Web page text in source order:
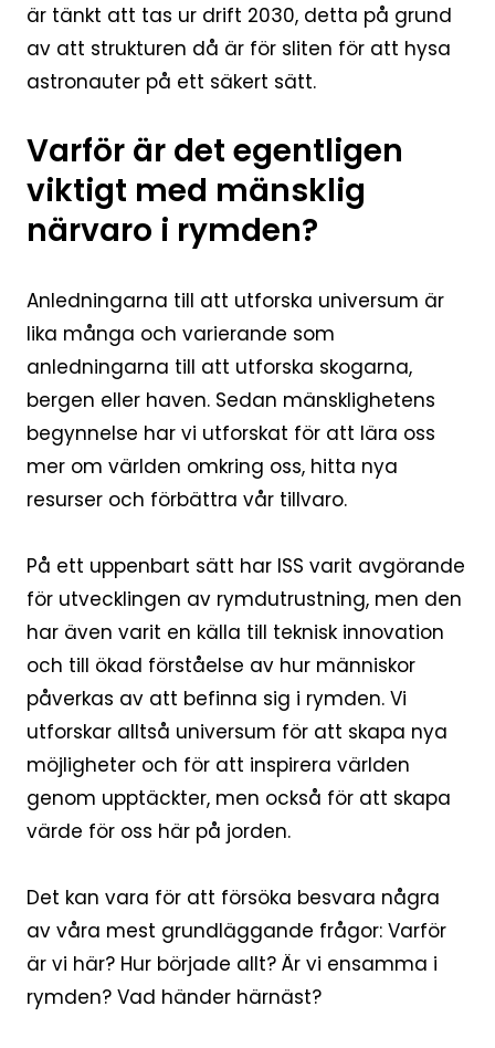
är tänkt att tas ur drift 2030, detta på grund
av att strukturen då är för sliten för att hysa
astronauter på ett säkert sätt.
Varför är det egentligen
viktigt med mänsklig
närvaro i rymden?
Anledningarna till att utforska universum är
lika många och varierande som
anledningarna till att utforska skogarna,
bergen eller haven. Sedan mänsklighetens
begynnelse har vi utforskat för att lära oss
mer om världen omkring oss, hitta nya
resurser och förbättra vår tillvaro.
På ett uppenbart sätt har ISS varit avgörande
för utvecklingen av rymdutrustning, men den
har även varit en källa till teknisk innovation
och till ökad förståelse av hur människor
påverkas av att befinna sig i rymden. Vi
utforskar alltså universum för att skapa nya
möjligheter och för att inspirera världen
genom upptäckter, men också för att skapa
värde för oss här på jorden.
Det kan vara för att försöka besvara några
av våra mest grundläggande frågor: Varför
är vi här? Hur började allt? Är vi ensamma i
rymden? Vad händer härnäst?